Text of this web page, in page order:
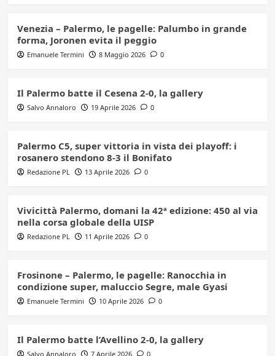
Venezia – Palermo, le pagelle: Palumbo in grande
forma, Joronen evita il peggio
Emanuele Termini 8 Maggio 2026 0
Il Palermo batte il Cesena 2-0, la gallery
Salvo Annaloro 19 Aprile 2026 0
Palermo C5, super vittoria in vista dei playoff: i
rosanero stendono 8-3 il Bonifato
Redazione PL 13 Aprile 2026 0
Vivicittà Palermo, domani la 42ª edizione: 450 al via
nella corsa globale della UISP
Redazione PL 11 Aprile 2026 0
Frosinone – Palermo, le pagelle: Ranocchia in
condizione super, maluccio Segre, male Gyasi
Emanuele Termini 10 Aprile 2026 0
Il Palermo batte l’Avellino 2-0, la gallery
Salvo Annaloro 7 Aprile 2026 0